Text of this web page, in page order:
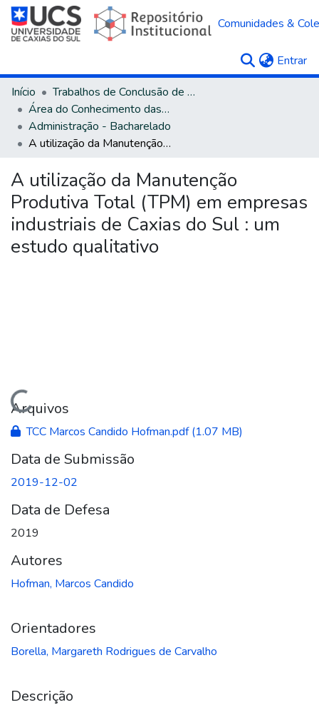
Comunidades &
Entrar
Início
Trabalhos de Conclusão de Curso
Área do Conhecimento das Ciências Sociais Aplicadas
Administração - Bacharelado
A utilização da Manutenção Produtiva Total (TPM) em empresas industriais de Caxias do Sul : um estudo qualitativo
A utilização da Manutenção
Produtiva Total (TPM) em empresas
industriais de Caxias do Sul : um
estudo qualitativo
Carregando...
Arquivos
TCC Marcos Candido Hofman.pdf(1.07 MB)
Data de Submissão
2019-12-02
Data de Defesa
2019
Autores
Hofman, Marcos Candido
Orientadores
Borella, Margareth Rodrigues de Carvalho
Descrição